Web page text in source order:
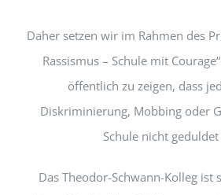
Daher setzen wir im Rahmen des
Rassismus – Schule mit
öffentlich zu zeigen, dass
Diskriminierung, Mobbing oder
Schule nicht
Das Theodor-Schwann-Kolleg ist